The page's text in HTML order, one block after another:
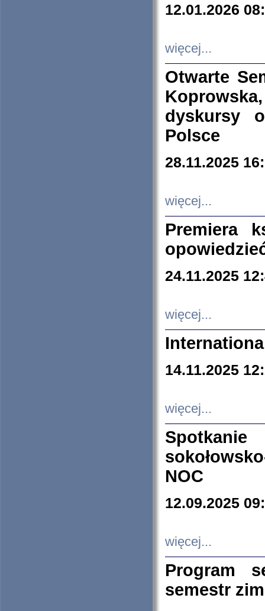
12.01.2026
więcej...
Otwarte
dyskursy
Polsce
28.11.2025
więcej...
Premiera
24.11.2025
więcej...
14.11.2025
więcej...
NOC
12.09.2025
więcej...
Program
semestr